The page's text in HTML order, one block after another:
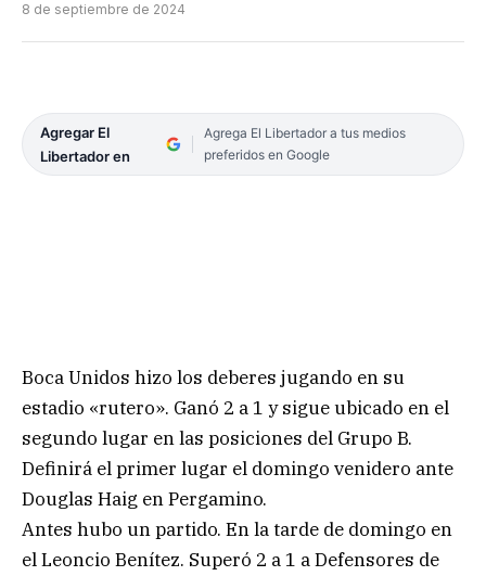
8 de septiembre de 2024
Agregar El
Libertador en
Agrega El Libertador a tus medios
preferidos en Google
Boca Unidos hizo los deberes jugando en su
estadio «rutero». Ganó 2 a 1 y sigue ubicado en el
segundo lugar en las posiciones del Grupo B.
Definirá el primer lugar el domingo venidero ante
Douglas Haig en Pergamino.
Antes hubo un partido. En la tarde de domingo en
el Leoncio Benítez. Superó 2 a 1 a Defensores de